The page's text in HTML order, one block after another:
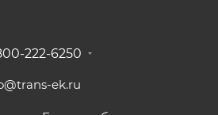
222-6250
ek.ru